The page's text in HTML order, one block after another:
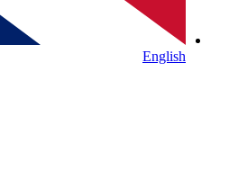
English